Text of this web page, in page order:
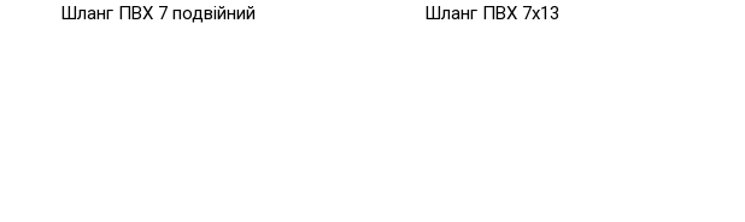
Шланг ПВХ 7 подвійний Шланг ПВХ 7х13